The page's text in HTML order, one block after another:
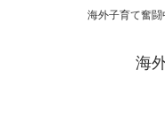
海外子育て奮
海